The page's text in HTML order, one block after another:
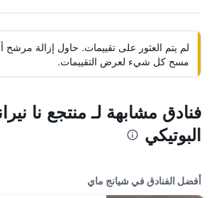
لم يتم العثور على تقييمات. حاول إزالة مرشح
مسح كل شيء لعرض التقييمات.
فنادق مشابهة لـ منتجع نا
البوتيكي
أفضل الفنادق في شيانج ماي